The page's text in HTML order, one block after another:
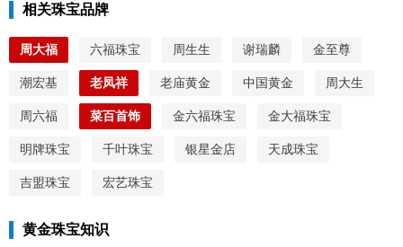
相关珠宝品牌
周大福 六福珠宝 周生生 谢瑞麟 金至尊
潮宏基 老凤祥 老庙黄金 中国黄金 周大生
周六福 菜百首饰 金六福珠宝 金大福珠宝
明牌珠宝 千叶珠宝 银星金店 天成珠宝
吉盟珠宝 宏艺珠宝
黄金珠宝知识